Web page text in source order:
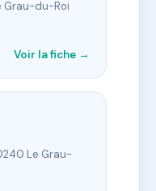
Grau-du-Roi
Voir la fiche →
Le Grau-